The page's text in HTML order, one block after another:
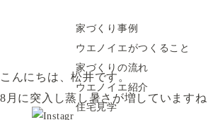
家づくり事例
ウエノイエがつくること
家づくりの流れ
ウエノイエ紹介
住宅見学
家づくり日記
地鎮祭と現場状況
こんにちは、松井です。
8月に突入し蒸し暑さが増していますね